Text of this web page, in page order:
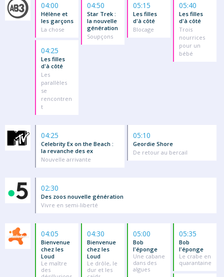
04:00
Hélène et
les garçons
La chose
04:25
Les filles
d'à côté
Les
parallèles
se
rencontren
t
04:50
Star Trek :
la nouvelle
génération
Soupçons
05:15
Les filles
d'à côté
Blocage
05:40
Les filles
d'à côté
Trois
nourrices
pour un
bébé
04:25
Celebrity Ex on the Beach :
la revanche des ex
Nouvelle arrivante
05:10
Geordie Shore
De retour au bercail
02:30
Des zoos nouvelle génération
Vivre en semi-liberté
04:05
Bienvenue
chez les
Loud
Le maître
des
04:30
Bienvenue
chez les
Loud
Le drôle, le
dur et les
05:00
Bob
l'éponge
Une cabane
dans des
algues
05:35
Bob
l'éponge
Le crabe en
quarantaine